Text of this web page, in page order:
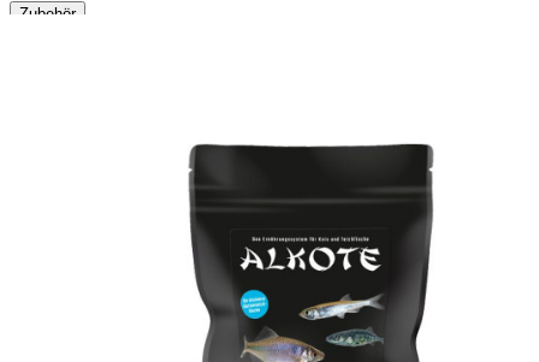
Zubehör